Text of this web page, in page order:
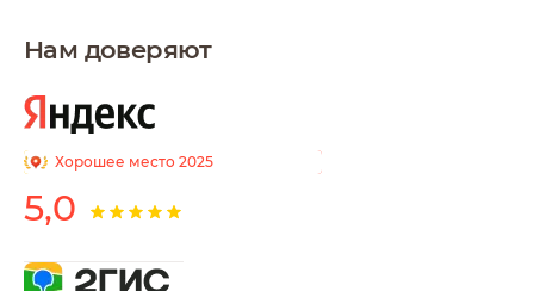
Нам доверяют
Хорошее место 2025
5,0